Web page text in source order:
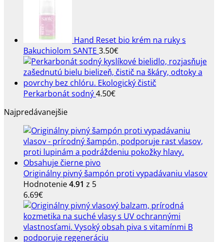
Hand Reset bio krém na ruky s
Bakuchiolom SANTE 3.50€
Perkarbonát sodný4.50€
Najpredávanejšie
Originálny pivný šampón proti vypadávaniu vlasov
Hodnotenie4.91 z 5
6.69€